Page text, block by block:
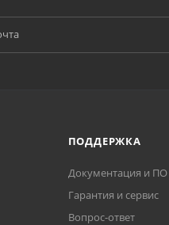
ПОДДЕРЖКА
Документация и ПО
Гарантия и сервис
Вопрос-ответ